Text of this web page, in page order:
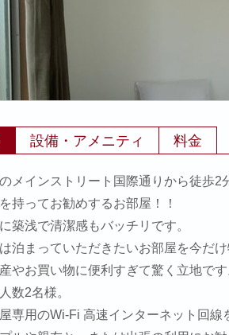
設備・アメニティ 料金
メインストリート国際通りから徒歩2
持ってお勧めするお部屋！！
築浅で清潔感もバッチリです。
泊まっていただきたいお部屋を今だ
やお買い物に便利すぎて驚く立地です
数2名様。
専用のWi-Fi 高速インターネット回線